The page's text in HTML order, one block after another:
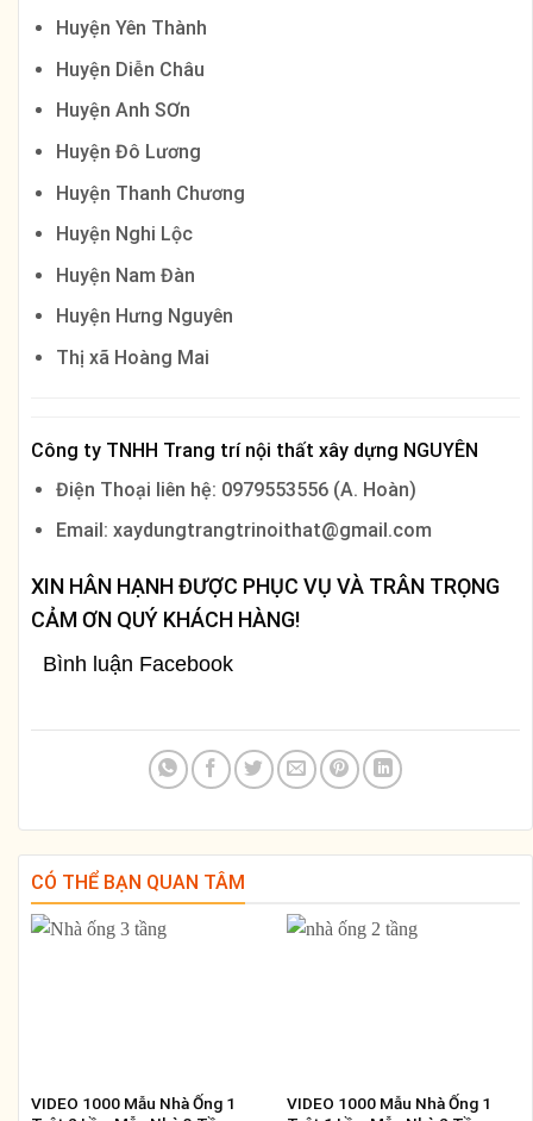
Huyện Yên Thành
Huyện Diễn Châu
Huyện Anh SƠn
Huyện Đô Lương
Huyện Thanh Chương
Huyện Nghi Lộc
Huyện Nam Đàn
Huyện Hưng Nguyên
Thị xã Hoàng Mai
Công ty TNHH Trang trí nội thất xây dựng NGUYÊN
Điện Thoại liên hệ: 0979553556 (A. Hoàn)
Email: xaydungtrangtrinoithat@gmail.com
XIN HÂN HẠNH ĐƯỢC PHỤC VỤ VÀ TRÂN TRỌNG
CẢM ƠN QUÝ KHÁCH HÀNG!
Bình luận Facebook
CÓ THỂ BẠN QUAN TÂM
VIDEO 1000 Mẫu Nhà Ống 1
VIDEO 1000 Mẫu Nhà Ống 1